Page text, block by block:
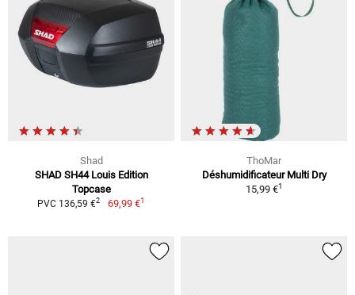
Shad
SHAD SH44 Louis Edition
Topcase
PVC 136,59 €2 69,99 €1
ThoMar
Déshumidificateur Multi Dry
15,99 €1